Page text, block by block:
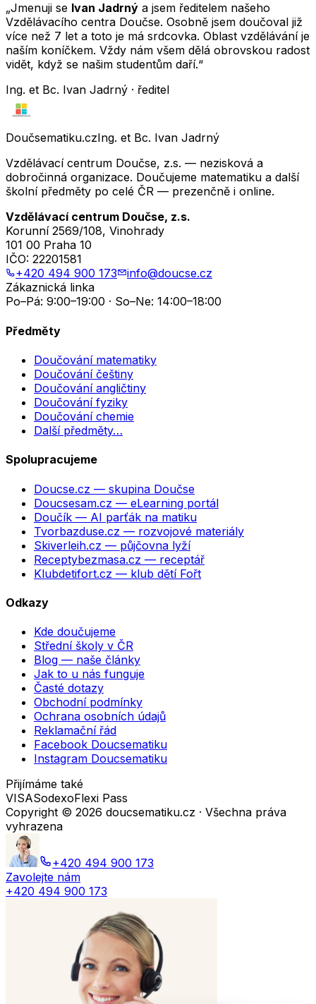
„Jmenuji se Ivan Jadrný a jsem ředitelem našeho
Vzdělávacího centra Doučse. Osobně jsem doučoval již
více než 7 let a toto je má srdcovka. Oblast vzdělávání je
naším koníčkem. Vždy nám všem dělá obrovskou radost
vidět, když se našim studentům daří.“
Ing. et Bc. Ivan Jadrný · ředitel
Doučsematiku.czIng. et Bc. Ivan Jadrný
Vzdělávací centrum Doučse, z.s. — nezisková a
dobročinná organizace. Doučujeme matematiku a další
školní předměty po celé ČR — prezenčně i online.
Vzdělávací centrum Doučse, z.s.
Korunní 2569/108, Vinohrady
101 00 Praha 10
IČO: 22201581
+420 494 900 173
info@doucse.cz
Zákaznická linka
Po–Pá: 9:00–19:00 · So–Ne: 14:00–18:00
Předměty
Doučování matematiky
Doučování češtiny
Doučování angličtiny
Doučování fyziky
Doučování chemie
Další předměty…
Spolupracujeme
Doucse.cz — skupina Doučse
Doucsesam.cz — eLearning portál
Doučík — AI parťák na matiku
Tvorbazduse.cz — rozvojové materiály
Skiverleih.cz — půjčovna lyží
Receptybezmasa.cz — receptář
Klubdetifort.cz — klub dětí Fořt
Odkazy
Kde doučujeme
Střední školy v ČR
Blog — naše články
Jak to u nás funguje
Časté dotazy
Obchodní podmínky
Ochrana osobních údajů
Reklamační řád
Facebook Doucsematiku
Instagram Doucsematiku
Přijímáme také
VISASodexoFlexi Pass
Copyright © 2026 doucsematiku.cz · Všechna práva
vyhrazena
+420 494 900 173
Zavolejte nám
+420 494 900 173